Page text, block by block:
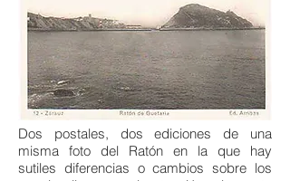
Dos postales, dos ediciones de una
misma foto del Ratón en la que hay
sutiles diferencias o cambios sobre los